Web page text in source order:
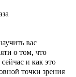
вас
о том, что
и как это
точки зрения